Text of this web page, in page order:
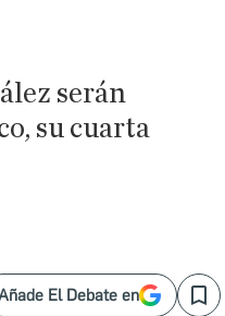
serán
su cuarta
El Debate en Save